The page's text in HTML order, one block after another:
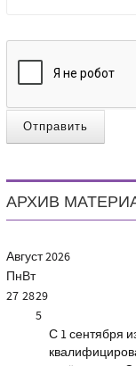
Отправить
АРХИВ
Август2026
ПнВт
27 2829
5
С 1 сентября